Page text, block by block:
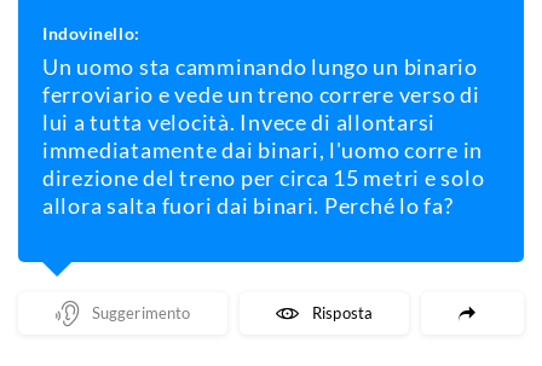
Indovinello:
Un uomo sta camminando lungo un binario
ferroviario e vede un treno correre verso di
lui a tutta velocità. Invece di allontarsi
immediatamente dai binari, l'uomo corre in
direzione del treno per circa 15 metri e solo
allora salta fuori dai binari. Perché lo fa?
Mostra Un Suggerimento Mostra La Risposta